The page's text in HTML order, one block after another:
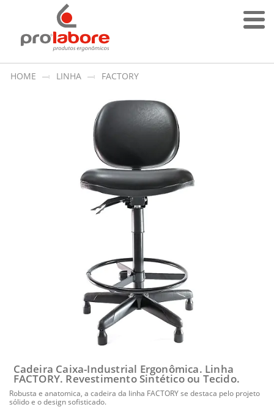
HOME LINHA FACTORY
Cadeira Caixa-Industrial Ergonômica. Linha
FACTORY. Revestimento Sintético ou Tecido.
Robusta e anatomica, a cadeira da linha FACTORY se destaca pelo projeto
sólido e o design sofisticado.